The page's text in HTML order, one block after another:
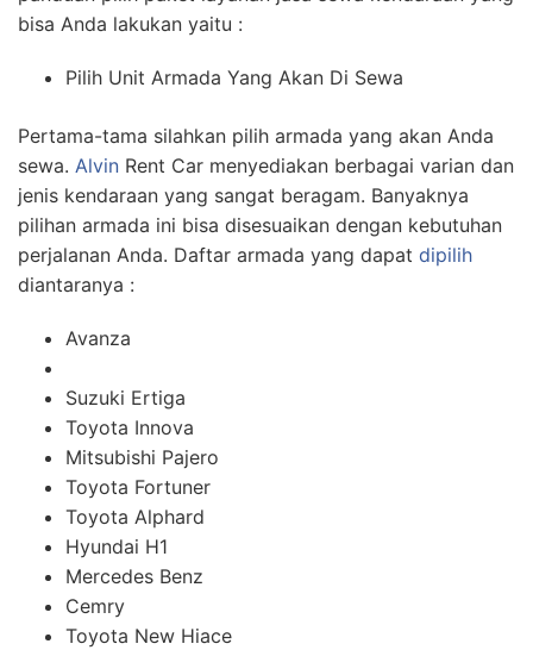
bisa Anda lakukan yaitu :
Pilih Unit Armada Yang Akan Di Sewa
Pertama-tama silahkan pilih armada yang akan Anda
sewa. Alvin Rent Car menyediakan berbagai varian dan
jenis kendaraan yang sangat beragam. Banyaknya
pilihan armada ini bisa disesuaikan dengan kebutuhan
perjalanan Anda. Daftar armada yang dapat dipilih
diantaranya :
Avanza
Suzuki Ertiga
Toyota Innova
Mitsubishi Pajero
Toyota Fortuner
Toyota Alphard
Hyundai H1
Mercedes Benz
Cemry
Toyota New Hiace